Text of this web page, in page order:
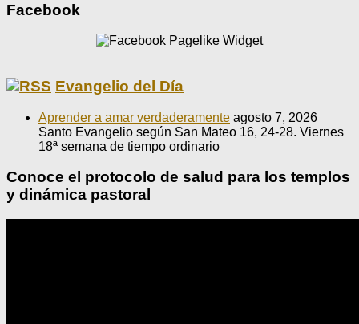
Facebook
Evangelio del Día
Aprender a amar verdaderamente agosto 7, 2026
Santo Evangelio según San Mateo 16, 24-28. Viernes
18ª semana de tiempo ordinario
Conoce el protocolo de salud para los templos
y dinámica pastoral